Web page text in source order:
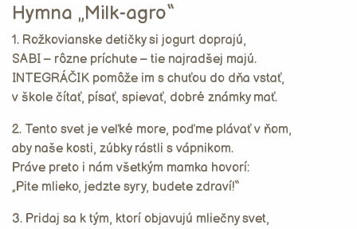
Hymna „Milk-agro“
1. Rožkovianske detičky si jogurt doprajú,
SABI – rôzne príchute – tie najradšej majú.
INTEGRÁČIK pomôže im s chuťou do dňa vstať,
v škole čítať, písať, spievať, dobré známky mať.
2. Tento svet je veľké more, poďme plávať v ňom,
aby naše kosti, zúbky rástli s vápnikom.
Práve preto i nám všetkým mamka hovorí:
„Pite mlieko, jedzte syry, budete zdraví!“
3. Pridaj sa k tým, ktorí objavujú mliečny svet,